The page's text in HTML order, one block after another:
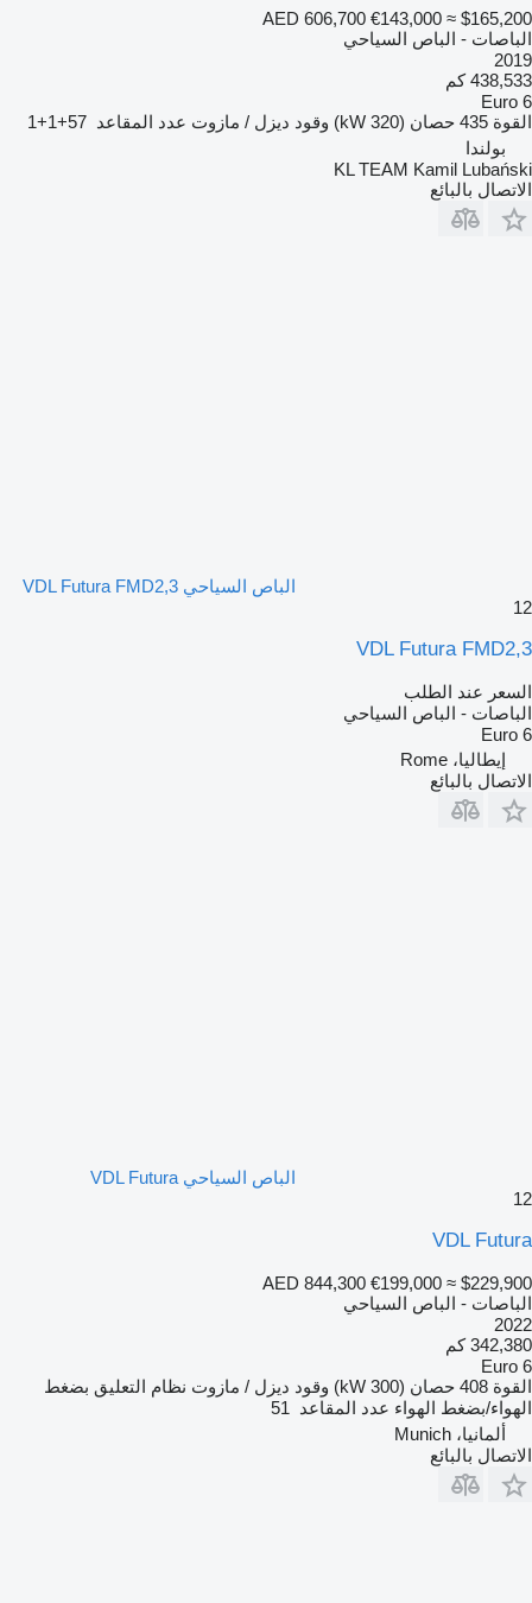
AED 606,700 €143,000 ≈ $165,200
الباصات - الباص السياحي
2019
438,533 كم
Euro 6
القوة 435 حصان (320 kW) وقود ديزل / مازوت عدد المقاعد 57+1+1
بولندا
KL TEAM Kamil Lubański
الاتصال بالبائع
الباص السياحي VDL Futura FMD2,3
12
VDL Futura FMD2,3
السعر عند الطلب
الباصات - الباص السياحي
Euro 6
إيطاليا، Rome
الاتصال بالبائع
الباص السياحي VDL Futura
12
VDL Futura
AED 844,300 €199,000 ≈ $229,900
الباصات - الباص السياحي
2022
342,380 كم
Euro 6
القوة 408 حصان (300 kW) وقود ديزل / مازوت نظام التعليق بضغط
الهواء/بضغط الهواء عدد المقاعد 51
ألمانيا، Munich
الاتصال بالبائع